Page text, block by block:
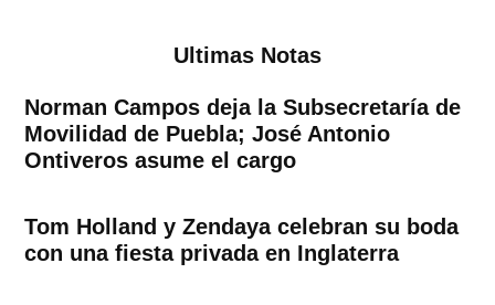
Ultimas Notas
Norman Campos deja la Subsecretaría de
Movilidad de Puebla; José Antonio
Ontiveros asume el cargo
Tom Holland y Zendaya celebran su boda
con una fiesta privada en Inglaterra